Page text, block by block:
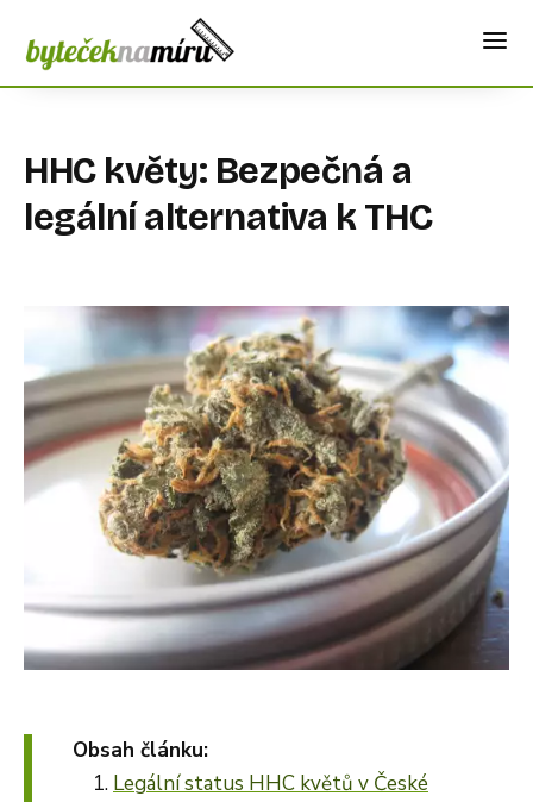
HHC květy: Bezpečná a
legální alternativa k THC
Obsah článku:
Legální status HHC květů v České